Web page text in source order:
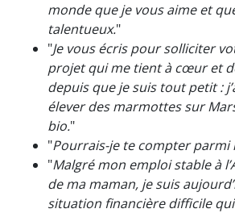
monde que je vous aime et
talentueux."
"Je vous écris pour solliciter
projet qui me tient à cœur et
depuis que je suis tout petit :
élever des marmottes sur
bio."
"Pourrais-je te compter parmi
"Malgré mon emploi stable à
de ma maman, je suis
situation financière difficile